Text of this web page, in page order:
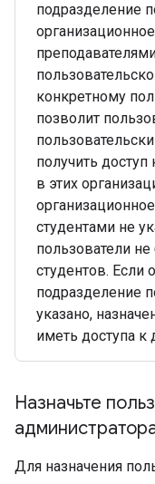
подразделение
конкретному
позволит
получить
в этих
студентами не
пользователи
студентов. Если
подразделение
указано,
иметь доступа
Назначьте
Для назначения